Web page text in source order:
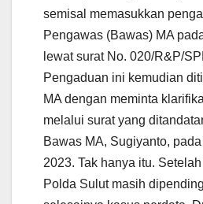
semisal memasukkan
Pengawas (Bawas) MA
lewat surat No. 020/R&P/
Pengaduan ini kemudian
MA dengan meminta
melalui surat yang
Bawas MA, Sugiyanto,
2023. Tak hanya itu.
Polda Sulut masih